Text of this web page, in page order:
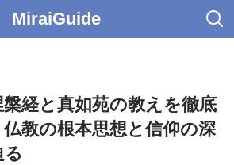
MiraiGuide
槃経と真如苑の教えを徹底
仏教の根本思想と信仰の深